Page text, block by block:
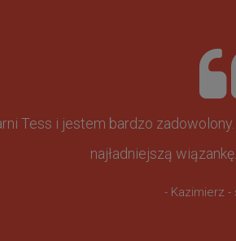
Tess i jestem bardzo
najładniejszą
- Kazimierz -